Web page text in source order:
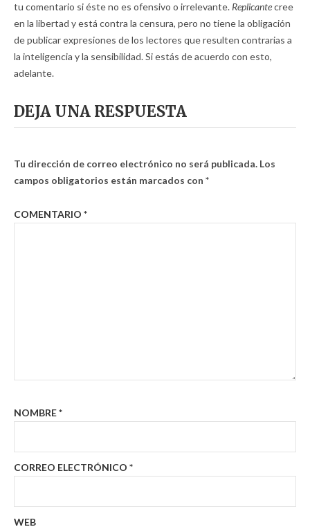
tu comentario si éste no es ofensivo o irrelevante. Replicantecree
en la libertad y está contra la censura, pero no tiene la obligación
de publicar expresiones de los lectores que resulten contrarias a
la inteligencia y la sensibilidad. Si estás de acuerdo con esto,
adelante.
DEJA UNA RESPUESTA
Tu dirección de correo electrónico no será publicada. Los
campos obligatorios están marcados con *
COMENTARIO *
NOMBRE*
CORREO ELECTRÓNICO *
WEB